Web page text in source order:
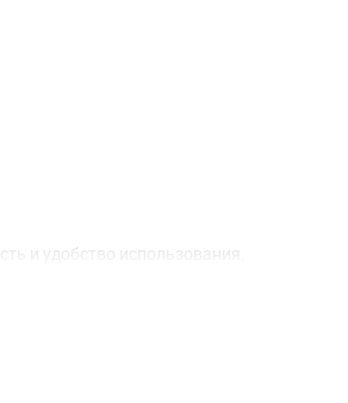
и удобство использования.